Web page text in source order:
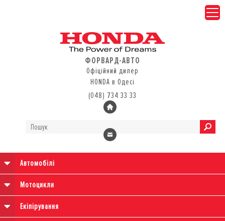
ФОРВАРД-АВТО
Офіційний дилер
HONDA в Одесі
(048) 734 33 33
Автомобілі
Мотоцикли
Екіпірування